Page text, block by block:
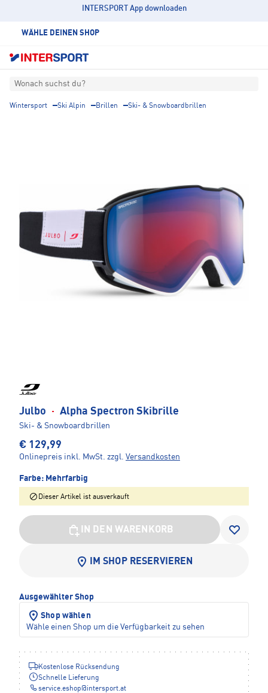
INTERSPORT App downloaden
WÄHLE DEINEN SHOP
Wonach suchst du?
Wintersport Ski Alpin Brillen Ski- & Snowboardbrillen
Julbo · Alpha Spectron Skibrille
Ski- & Snowboardbrillen
€ 129,99
Onlinepreis inkl. MwSt. zzgl. Versandkosten
Farbe: Mehrfarbig
Dieser Artikel ist ausverkauft
IN DEN WARENKORB
IM SHOP RESERVIEREN
Ausgewählter Shop
Shop wählen
Wähle einen Shop um die Verfügbarkeit zu sehen
Kostenlose Rücksendung
Schnelle Lieferung
service.eshop@intersport.at